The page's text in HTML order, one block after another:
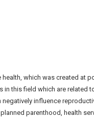
which was created at
this field which are related
influence
parenthood, health